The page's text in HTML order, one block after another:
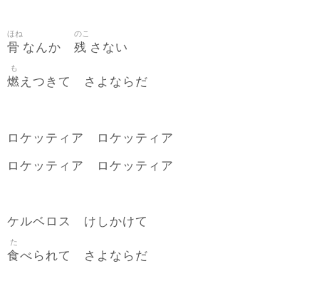
骨
ほね
なんか 残
のこ
さない
燃
も
えつきて さよならだ
ロケッティア ロケッティア
ロケッティア ロケッティア
ケルベロス けしかけて
食
た
べられて さよならだ